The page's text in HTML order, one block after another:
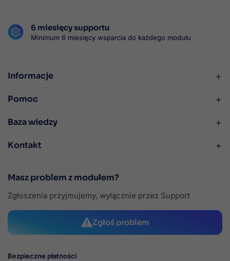
6 miesięcy supportu
Minimum 6 miesięcy wsparcia do każdego modułu
Informacje +
Pomoc +
Baza wiedzy +
Kontakt +
Masz problem z modułem?
Zgłoszenia przyjmujemy, wyłącznie przez Support
Zgłoś problem
Bezpieczne płatności